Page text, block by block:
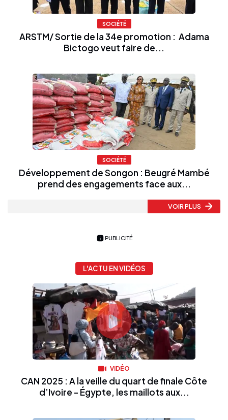
SOCIÉTÉ
ARSTM/ Sortie de la 34e promotion : Adama
Bictogo veut faire de...
SOCIÉTÉ
Développement de Songon : Beugré Mambé
prend des engagements face aux...
VOIR PLUS
PUBLICITÉ
L'ACTU EN VIDÉOS
VIDÉO
CAN 2025 : A la veille du quart de finale Côte
d’Ivoire - Égypte, les maillots aux...